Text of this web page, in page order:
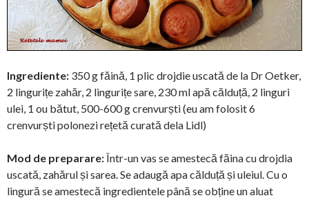
Ingrediente: 350 g făină, 1 plic drojdie uscată de la Dr Oetker,
2 lingurițe zahăr, 2 lingurițe sare, 230 ml apă călduță, 2 linguri
ulei, 1 ou bătut, 500-600 g crenvurști (eu am folosit 6
crenvurști polonezi rețetă curată dela Lidl)
Mod de preparare:Într-un vas se amestecă făina cu drojdia
uscată, zahărul și sarea. Se adaugă apa călduță și uleiul. Cu o
lingură se amestecă ingredientele până se obține un aluat